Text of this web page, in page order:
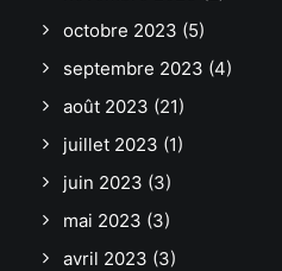
octobre 2023 (5)
septembre 2023 (4)
août 2023 (21)
juillet 2023 (1)
juin 2023 (3)
mai 2023 (3)
avril 2023 (3)